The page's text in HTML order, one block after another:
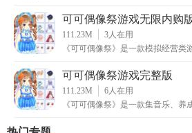
3. 多线剧情：根据不同的选择，游戏
和结局，增加重玩价值。
1. 偶像养成：通过培训、比赛等提升
歌唱、舞蹈、演技等。
可可偶像祭游戏无限内购
111.23M 3人在用
《可可偶像祭》是一款模拟经营类
可可偶像祭游戏完整版
111.23M 6人在用
《可可偶像祭》是一款集音乐、养